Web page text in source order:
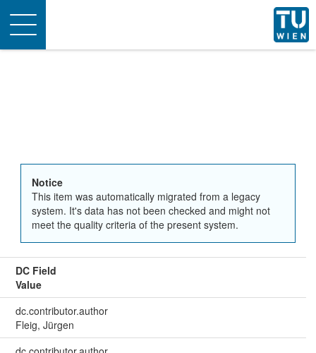
Toggle
navigation
Notice
This item was automatically migrated from a legacy
system. It's data has not been checked and might not
meet the quality criteria of the present system.
DC Field
Value
dc.contributor.author
Fleig, Jürgen